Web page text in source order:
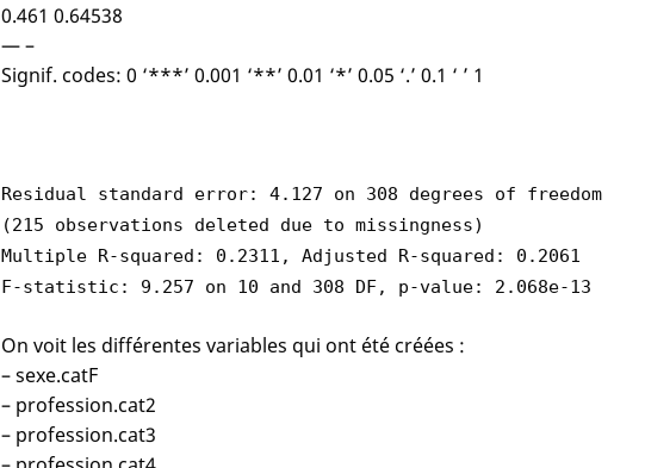
0.461 0.64538
— –
Signif. codes: 0 ‘***’ 0.001 ‘**’ 0.01 ‘*’ 0.05 ‘.’ 0.1 ‘ ’ 1
Residual standard error: 4.127 on 308 degrees of freedom
(215 observations deleted due to missingness)
Multiple R-squared: 0.2311, Adjusted R-squared: 0.2061
F-statistic: 9.257 on 10 and 308 DF, p-value: 2.068e-13
On voit les différentes variables qui ont été créées :
– sexe.catF
– profession.cat2
– profession.cat3